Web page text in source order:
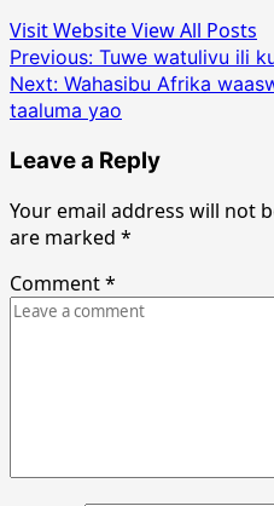
Visit WebsiteView All Posts
Post
navigation
Previous: Tuwe watulivu ili
Next: Wahasibu Afrika
taaluma yao
Leave a Reply
Your email address will not
are marked *
Comment*